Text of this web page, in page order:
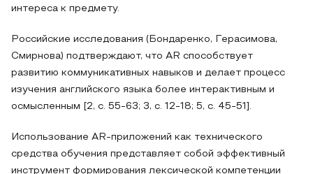
интереса к предмету.
Российские исследования (Бондаренко, Герасимова,
Смирнова) подтверждают, что AR способствует
развитию коммуникативных навыков и делает процесс
изучения английского языка более интерактивным и
осмысленным [2, с. 55-63; 3, с. 12-18; 5, с. 45-51].
Использование AR-приложений как технического
средства обучения представляет собой эффективный
инструмент формирования лексической компетенции